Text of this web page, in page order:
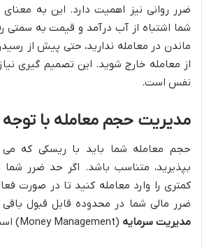
ضرر روانی نیز اهمیت دارد. این به
شما اشتباه از آب درآمد و قیمت به سمتی
ماندن در معامله ندارید، حتی پیش از
از معامله خارج شوید. این تصمیم گیری
نفس است.
مدیریت حجم معامله با
حجم معامله شما باید با ریسکی که می
بپذیرید، متناسب باشد. اگر حد ضرر
کمتری را وارد معامله کنید تا در صورت
ضرر مالی شما در محدوده قابل قبول
مدیریت سرمایه (Money Management) است.